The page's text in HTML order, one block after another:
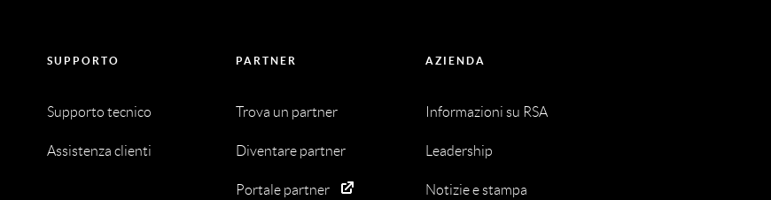
SUPPORTO
Supporto tecnico
Assistenza clienti
PARTNER
Trova un partner
Diventare partner
Portale partner
AZIENDA
Informazioni su RSA
Leadership
Notizie e stampa